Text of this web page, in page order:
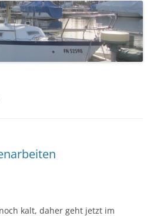
kalt, daher geht jetzt im